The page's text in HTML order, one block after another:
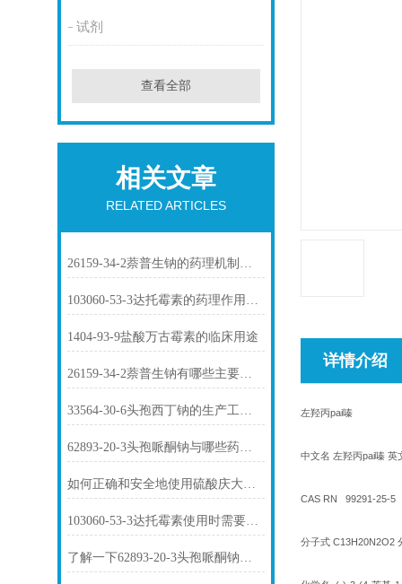
试剂
查看全部
相关文章
RELATED ARTICLES
26159-34-2萘普生钠的药理机制与临床应用
103060-53-3达托霉素的药理作用介绍
1404-93-9盐酸万古霉素的临床用途
26159-34-2萘普生钠有哪些主要用途？
33564-30-6头孢西丁钠的生产工艺是怎样的？
62893-20-3头孢哌酮钠与哪些药物存在相互作用？
如何正确和安全地使用硫酸庆大霉素1405-41-0？
103060-53-3达托霉素使用时需要注意哪些问题？
了解一下62893-20-3头孢哌酮钠的用途及药理作用吧
详情介绍
左羟丙pai嗪
中文名 左羟丙pai嗪
CAS RN 99291-25-5
分子式 C13H20N2O2